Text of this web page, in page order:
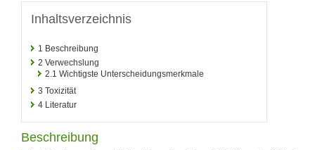
Inhaltsverzeichnis
1 Beschreibung
2 Verwechslung
2.1 Wichtigste Unterscheidungsmerkmale
3 Toxizität
4 Literatur
Beschreibung